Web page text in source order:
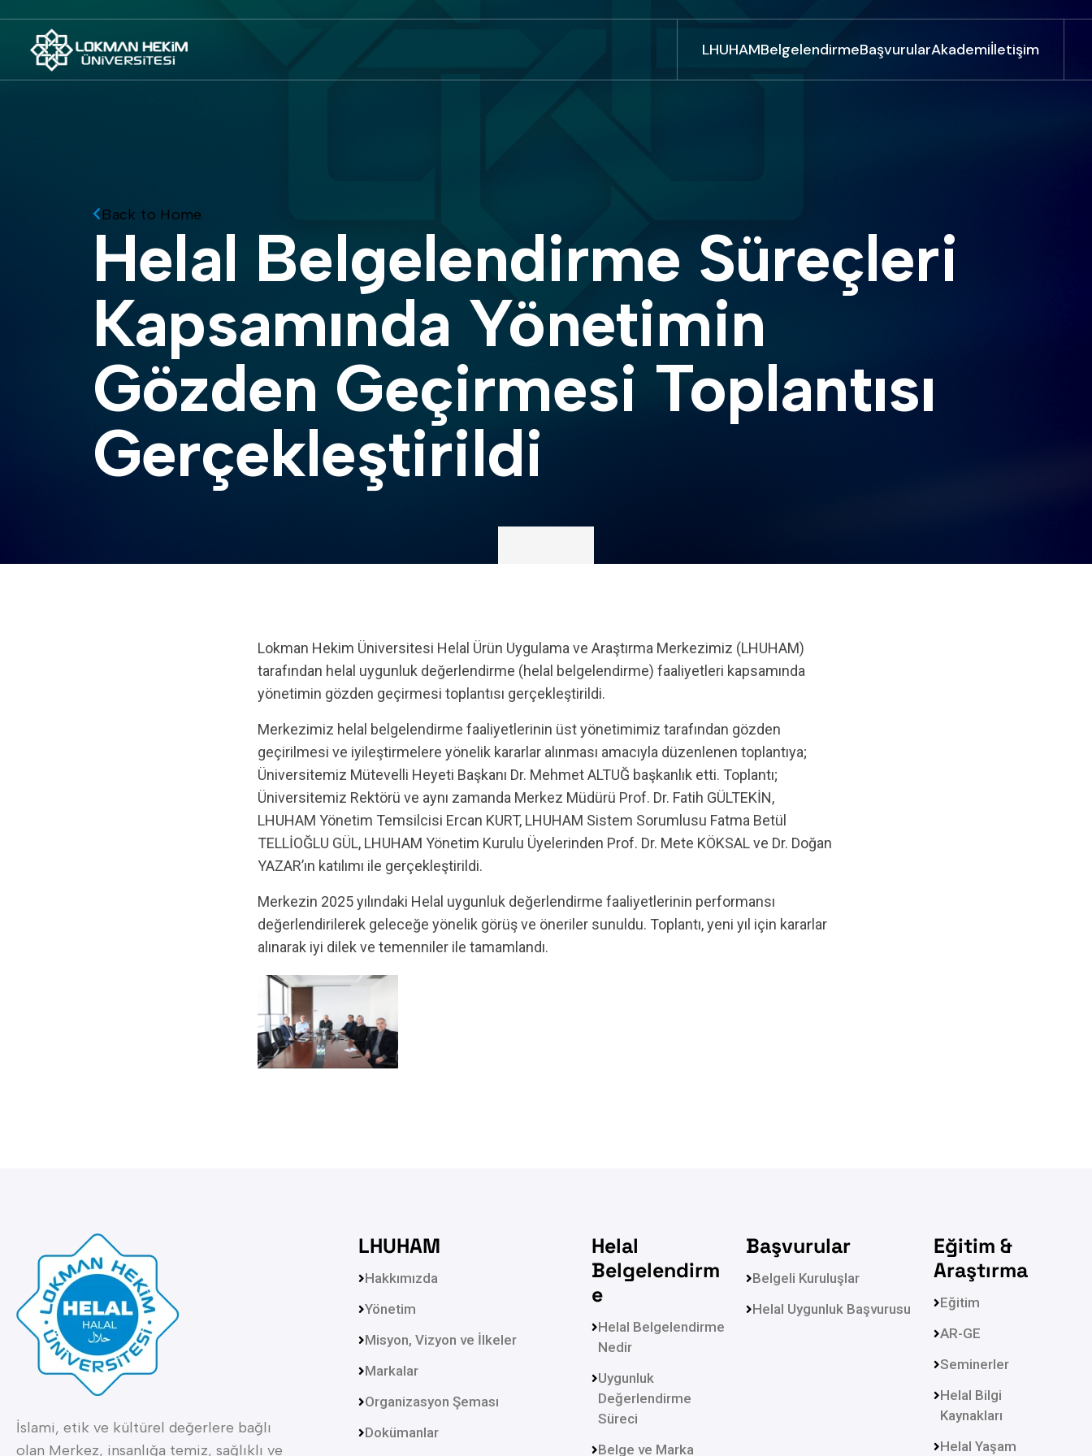
LHUHAM Belgelendirme Başvurular Akademi İletişim
Back to Home
Helal Belgelendirme Süreçleri
Kapsamında Yönetimin
Gözden Geçirmesi Toplantısı
Gerçekleştirildi
Lokman Hekim Üniversitesi Helal Ürün Uygulama ve Araştırma Merkezimiz (LHUHAM)
tarafından helal uygunluk değerlendirme (helal belgelendirme) faaliyetleri kapsamında
yönetimin gözden geçirmesi toplantısı gerçekleştirildi.
Merkezimiz helal belgelendirme faaliyetlerinin üst yönetimimiz tarafından gözden
geçirilmesi ve iyileştirmelere yönelik kararlar alınması amacıyla düzenlenen toplantıya;
Üniversitemiz Mütevelli Heyeti Başkanı Dr. Mehmet ALTUĞ başkanlık etti. Toplantı;
Üniversitemiz Rektörü ve aynı zamanda Merkez Müdürü Prof. Dr. Fatih GÜLTEKİN,
LHUHAM Yönetim Temsilcisi Ercan KURT, LHUHAM Sistem Sorumlusu Fatma Betül
TELLİOĞLU GÜL, LHUHAM Yönetim Kurulu Üyelerinden Prof. Dr. Mete KÖKSAL ve Dr. Doğan
YAZAR’ın katılımı ile gerçekleştirildi.
Merkezin 2025 yılındaki Helal uygunluk değerlendirme faaliyetlerinin performansı
değerlendirilerek geleceğe yönelik görüş ve öneriler sunuldu. Toplantı, yeni yıl için kararlar
alınarak iyi dilek ve temenniler ile tamamlandı.
İslami, etik ve kültürel değerlere bağlı
olan Merkez, insanlığa temiz, sağlıklı ve
LHUHAM
Hakkımızda
Yönetim
Misyon, Vizyon ve İlkeler
Markalar
Organizasyon Şeması
Dokümanlar
Helal
Belgelendirm
e
Helal Belgelendirme
Nedir
Uygunluk
Değerlendirme
Süreci
Belge ve Marka
Başvurular
Belgeli Kuruluşlar
Helal Uygunluk Başvurusu
Eğitim &
Araştırma
Eğitim
AR-GE
Seminerler
Helal Bilgi
Kaynakları
Helal Yaşam